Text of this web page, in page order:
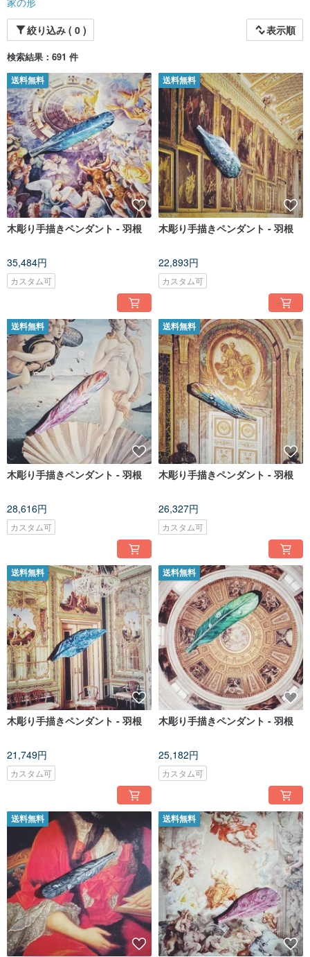
絞り込み ( 0 )
表示順
検索結果：691 件
送料無料
木彫り手描きペンダント - 羽根
35,484円
カスタム可
送料無料
木彫り手描きペンダント - 羽根
22,893円
カスタム可
送料無料
木彫り手描きペンダント - 羽根
28,616円
カスタム可
送料無料
木彫り手描きペンダント - 羽根
26,327円
カスタム可
送料無料
木彫り手描きペンダント - 羽根
21,749円
カスタム可
送料無料
木彫り手描きペンダント - 羽根
25,182円
カスタム可
送料無料 送料無料